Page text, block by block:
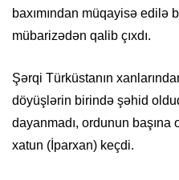
baxımından müqayisə edilə
mübarizədən qalib çıxdı.
Şərqi Türküstanın
döyüşlərin birində şəhid
dayanmadı, ordunun başına
xatun (İparxan) keçdi.